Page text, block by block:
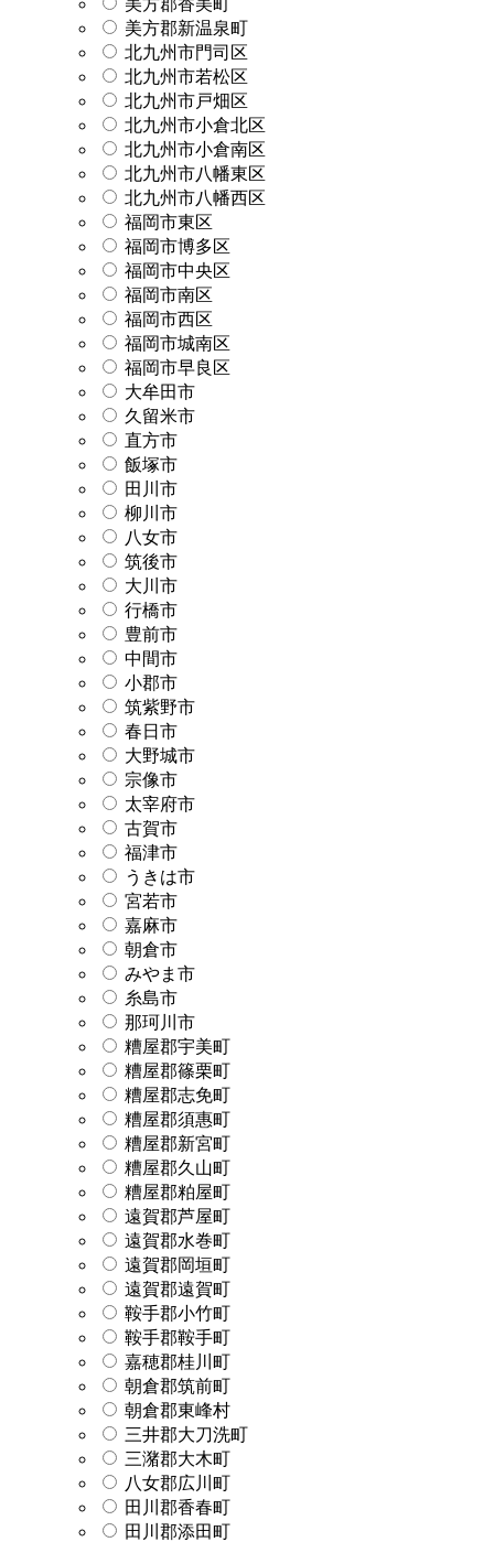
美方郡新温泉町
北九州市門司区
北九州市若松区
北九州市戸畑区
北九州市小倉北区
北九州市小倉南区
北九州市八幡東区
北九州市八幡西区
福岡市東区
福岡市博多区
福岡市中央区
福岡市南区
福岡市西区
福岡市城南区
福岡市早良区
大牟田市
久留米市
直方市
飯塚市
田川市
柳川市
八女市
筑後市
大川市
行橋市
豊前市
中間市
小郡市
筑紫野市
春日市
大野城市
宗像市
太宰府市
古賀市
福津市
うきは市
宮若市
嘉麻市
朝倉市
みやま市
糸島市
那珂川市
糟屋郡宇美町
糟屋郡篠栗町
糟屋郡志免町
糟屋郡須惠町
糟屋郡新宮町
糟屋郡久山町
糟屋郡粕屋町
遠賀郡芦屋町
遠賀郡水巻町
遠賀郡岡垣町
遠賀郡遠賀町
鞍手郡小竹町
鞍手郡鞍手町
嘉穂郡桂川町
朝倉郡筑前町
朝倉郡東峰村
三井郡大刀洗町
三潴郡大木町
八女郡広川町
田川郡香春町
田川郡添田町